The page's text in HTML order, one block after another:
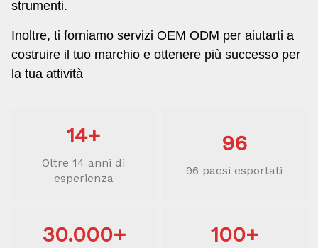
strumenti.
Inoltre, ti forniamo servizi OEM ODM per aiutarti a
costruire il tuo marchio e ottenere più successo per
la tua attività
14+
Oltre 14 anni di
esperienza
96
96 paesi esportati
30.000+ 100+